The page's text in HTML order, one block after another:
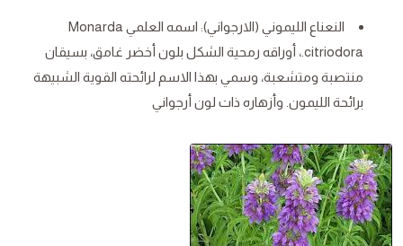
النعناع الليموني (الارجواني): اسمه العلمي Monarda
citriodora.، أوراقه رمحية الشكل بلون أخضر غامق، بسيقان
منتصبة ومتشعبة، وسمي بهذا الاسم لرائحته القوية الشبيهة
برائحة الليمون. وأزهاره ذات لون أرجواني